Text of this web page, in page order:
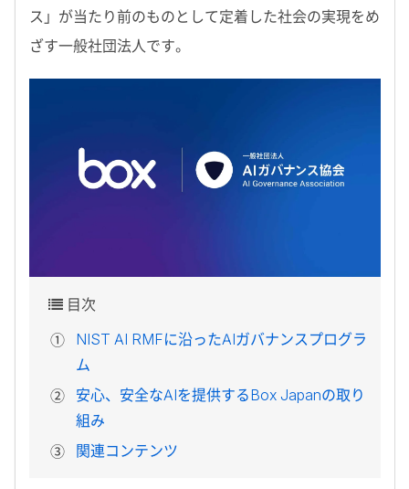
ス」が当たり前のものとして定着した社会の実現をめ
ざす一般社団法人です。
目次
NIST AI RMFに沿ったAIガバナンスプログラ
ム
安心、安全なAIを提供するBox Japanの取り
組み
関連コンテンツ